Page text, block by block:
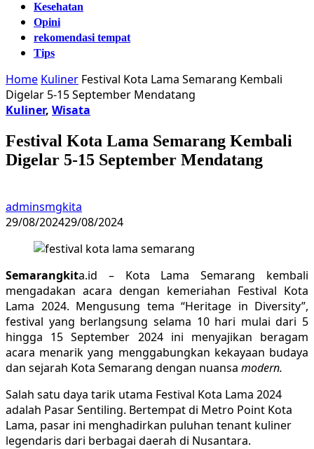
Kesehatan
Opini
rekomendasi tempat
Tips
Home Kuliner Festival Kota Lama Semarang Kembali
Digelar 5-15 September Mendatang
Kuliner, Wisata
Festival Kota Lama Semarang Kembali
Digelar 5-15 September Mendatang
adminsmgkita
29/08/202429/08/2024
Semarangkita.id – Kota Lama Semarang kembali
mengadakan acara dengan kemeriahan Festival Kota
Lama 2024. Mengusung tema “Heritage in Diversity”,
festival yang berlangsung selama 10 hari mulai dari 5
hingga 15 September 2024 ini menyajikan beragam
acara menarik yang menggabungkan kekayaan budaya
dan sejarah Kota Semarang dengan nuansa modern.
Salah satu daya tarik utama Festival Kota Lama 2024
adalah Pasar Sentiling. Bertempat di Metro Point Kota
Lama, pasar ini menghadirkan puluhan tenant kuliner
legendaris dari berbagai daerah di Nusantara.